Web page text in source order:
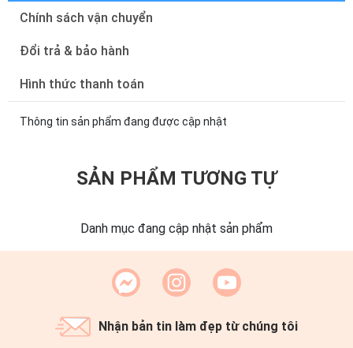
Chính sách vận chuyển
Đổi trả & bảo hành
Hình thức thanh toán
Thông tin sản phẩm đang được cập nhật
SẢN PHẨM TƯƠNG TỰ
Danh mục đang cập nhật sản phẩm
Nhận bản tin làm đẹp từ chúng tôi